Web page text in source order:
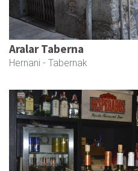
Aralar Taberna
Hernani - Tabernak